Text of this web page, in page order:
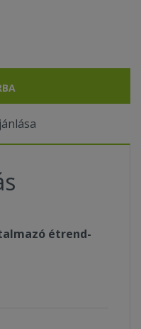
étrend-